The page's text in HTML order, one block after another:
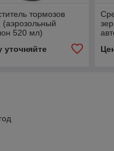
тормозов
520 мл)
уточняйте